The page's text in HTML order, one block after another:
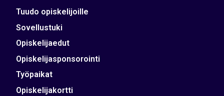
Tuudo opiskelijoille
Sovellustuki
Opiskelijaedut
Opiskelijasponsorointi
Työpaikat
Opiskelijakortti